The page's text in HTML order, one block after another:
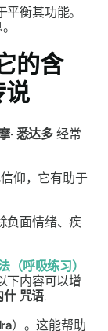
衡其功能。
的含
说
· 悉达多 经常
仰，它有助于
负面情绪、疾
（呼吸练习）
下内容可以增
什 咒语.
）。这能帮助